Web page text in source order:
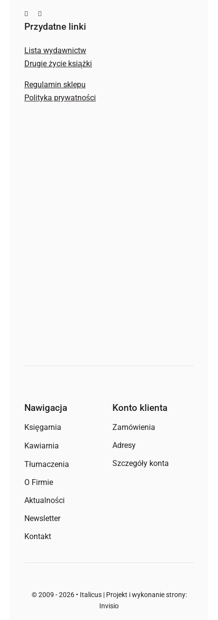
Przydatne linki
Lista wydawnictw
Drugie życie książki
Regulamin sklepu
Polityka prywatności
Nawigacja
Księgarnia
Kawiarnia
Tłumaczenia
O Firmie
Aktualności
Newsletter
Kontakt
Konto klienta
Zamówienia
Adresy
Szczegóły konta
© 2009 - 2026 • Italicus | Projekt i wykonanie strony:
Invisio